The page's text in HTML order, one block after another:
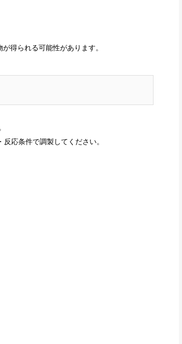
得られる可能性があります。
応条件で調製してください。